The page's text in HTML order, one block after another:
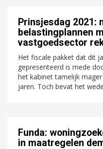
Prinsjesdag 2021:
belastingplannen
vastgoedsector
Het fiscale pakket dat dit
gepresenteerd is mede
het kabinet tamelijk
jaren. Toch bevat het
Funda:
in maatregelen